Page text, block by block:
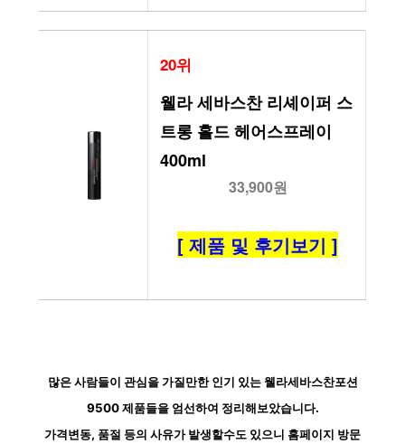
20위
웰라 세바스찬 리셰이퍼 스
트롱 홀드 헤어스프레이
400ml
33,900원
[ 제품 및 후기보기 ]
많은 사람들이 관심을 가질만한 인기 있는 웰라세바스찬포션
9500 제품들을 엄선하여 정리해보았습니다.
가격변동, 품절 등의 사유가 발생할수도 있으니 홈페이지 방문